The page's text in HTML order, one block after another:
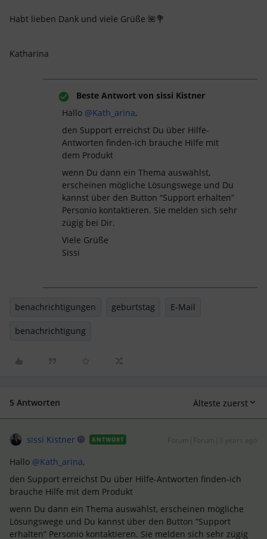
Habt lieben Dank und viele Grüße 🌺💐
Katharina
Beste Antwort von sissi Kistner
Hallo @Kath_arina,
den Support erreichst Du über Hilfe-
Antworten finden-ich brauche Hilfe mit
dem Produkt
wenn Du dann ein Thema auswählst,
erscheinen mögliche Lösungswege und Du
kannst über den Button “Support erhalten”
Personio kontaktieren. Sie melden sich sehr
zügig bei Dir.
Viele Grüße
Sissi
benachrichtigungen geburtstag E-Mail
benachrichtigung
5 Antworten Älteste zuerst
sissi Kistner ANTWORT
Hallo @Kath_arina,
den Support erreichst Du über Hilfe-Antworten finden-ich
brauche Hilfe mit dem Produkt
wenn Du dann ein Thema auswählst, erscheinen mögliche
Lösungswege und Du kannst über den Button “Support
erhalten” Personio kontaktieren. Sie melden sich sehr zügig